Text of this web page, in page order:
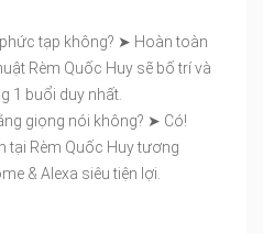
phức tạp không? ➤ Hoàn toàn
Rèm Quốc Huy sẽ bố trí và
1 buổi duy nhất.
giọng nói không? ➤ Có!
tại Rèm Quốc Huy tương
& Alexa siêu tiện lợi.